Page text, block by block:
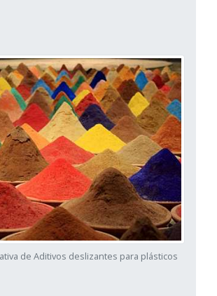
de Aditivos deslizantes para plásticos